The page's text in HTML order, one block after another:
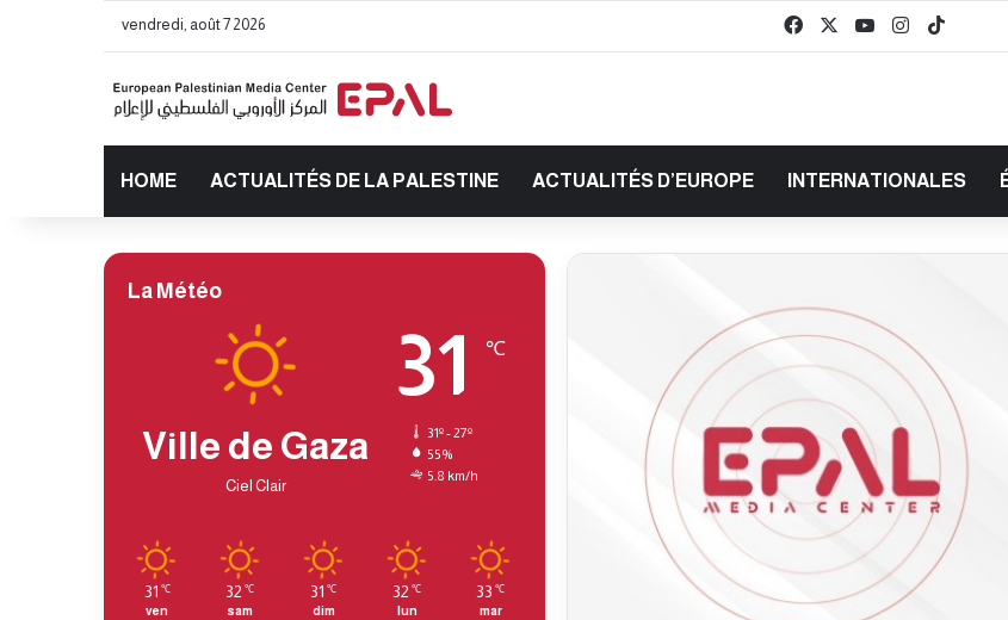
vendredi, août 7 2026 FacebookYouTubeInstagram
HOME ACTUALITÉS DE LA PALESTINE ACTUALITÉS D’EUROPE INTERNATIONALES
La Météo
Ville de Gaza
Ciel Clair
31 ℃
31º - 27º
55%
5.8 km/h
31 ℃
ven
32 ℃
sam
31 ℃
dim
32 ℃
lun
33 ℃
mar